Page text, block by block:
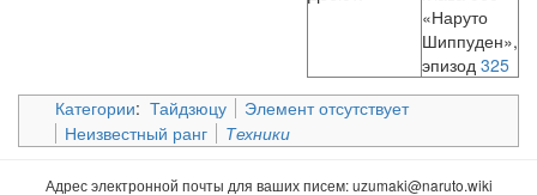
«Наруто
Шиппуден»,
эпизод 325
Категории: Тайдзюцу
Элемент отсутствует
Неизвестный ранг
Техники
Адрес электронной почты для ваших писем:uzumaki